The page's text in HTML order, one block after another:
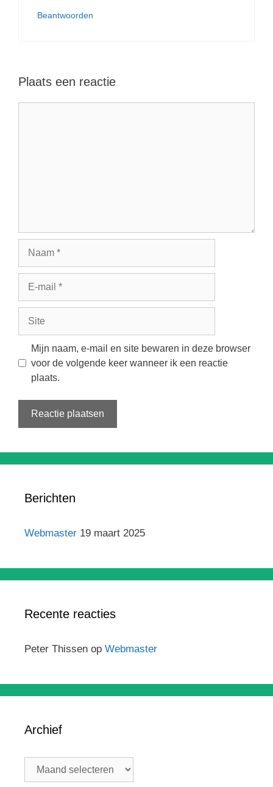
Beantwoorden
Plaats een reactie
Mijn naam, e-mail en site bewaren in deze browser
voor de volgende keer wanneer ik een reactie
plaats.
Berichten
Webmaster 19 maart 2025
Recente reacties
Peter Thissen op Webmaster
Archief
Archief